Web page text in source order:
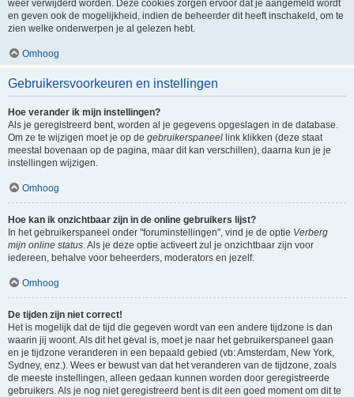
weer verwijderd worden. Deze cookies zorgen ervoor dat je aangemeld wordt
en geven ook de mogelijkheid, indien de beheerder dit heeft inschakeld, om te
zien welke onderwerpen je al gelezen hebt.
Omhoog
Gebruikersvoorkeuren en instellingen
Hoe verander ik mijn instellingen?
Als je geregistreerd bent, worden al je gegevens opgeslagen in de database.
Om ze te wijzigen moet je op de gebruikerspaneel link klikken (deze staat
meestal bovenaan op de pagina, maar dit kan verschillen), daarna kun je je
instellingen wijzigen.
Omhoog
Hoe kan ik onzichtbaar zijn in de online gebruikers lijst?
In het gebruikerspaneel onder "foruminstellingen", vind je de optie Verberg
mijn online status. Als je deze optie activeert zul je onzichtbaar zijn voor
iedereen, behalve voor beheerders, moderators en jezelf.
Omhoog
De tijden zijn niet correct!
Het is mogelijk dat de tijd die gegeven wordt van een andere tijdzone is dan
waarin jij woont. Als dit het geval is, moet je naar het gebruikerspaneel gaan
en je tijdzone veranderen in een bepaald gebied (vb: Amsterdam, New York,
Sydney, enz.). Wees er bewust van dat het veranderen van de tijdzone, zoals
de meeste instellingen, alleen gedaan kunnen worden door geregistreerde
gebruikers. Als je nog niet geregistreerd bent is dit een goed moment om dit te